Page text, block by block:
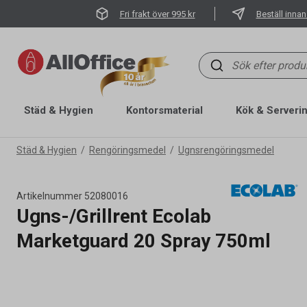
Fri frakt över 995 kr Beställ
Städ & Hygien Kontorsmaterial Kök &
Städ & Hygien Rengöringsmedel Ugnsrengöringsmedel
Artikelnummer 52080016
Ugns-/Grillrent Ecolab
Marketguard 20 Spray 750ml